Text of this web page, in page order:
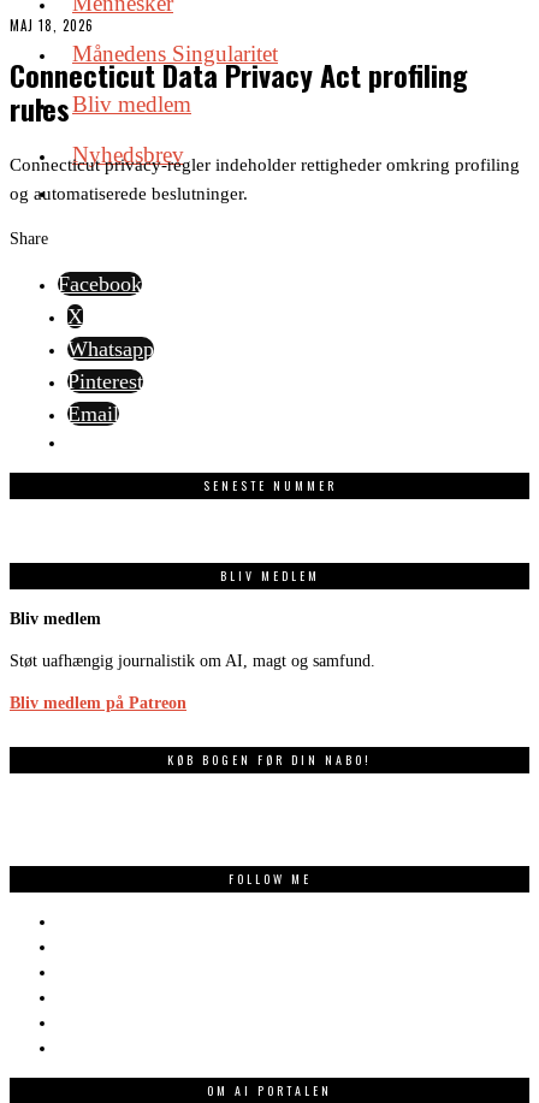
Månedens Singularitet
Bliv medlem
Nyhedsbrev
MAJ 18, 2026
Connecticut Data Privacy Act profiling
rules
Connecticut privacy-regler indeholder rettigheder omkring profiling
og automatiserede beslutninger.
Share
Facebook
X
Whatsapp
Pinterest
Email
SENESTE NUMMER
BLIV MEDLEM
Bliv medlem
Støt uafhængig journalistik om AI, magt og samfund.
Bliv medlem på Patreon
KØB BOGEN FØR DIN NABO!
FOLLOW ME
OM AI PORTALEN